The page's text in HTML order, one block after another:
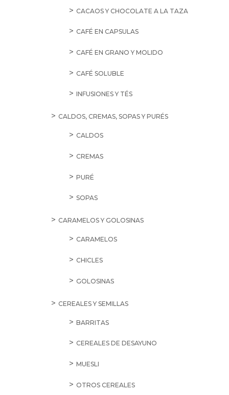
CACAOS Y CHOCOLATE A LA TAZA
CAFÉ EN CAPSULAS
CAFÉ EN GRANO Y MOLIDO
CAFÉ SOLUBLE
INFUSIONES Y TÉS
CALDOS, CREMAS, SOPAS Y PURÉS
CALDOS
CREMAS
PURÉ
SOPAS
CARAMELOS Y GOLOSINAS
CARAMELOS
CHICLES
GOLOSINAS
CEREALES Y SEMILLAS
BARRITAS
CEREALES DE DESAYUNO
MUESLI
OTROS CEREALES